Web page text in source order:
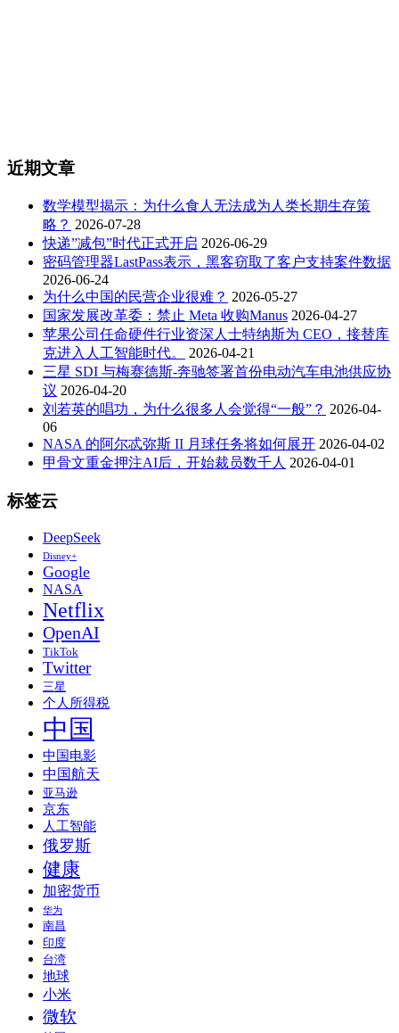
近期文章
数学模型揭示：为什么食人无法成为人类长期生存策
略？ 2026-07-28
快递”减包”时代正式开启 2026-06-29
密码管理器LastPass表示，黑客窃取了客户支持案件数据
2026-06-24
为什么中国的民营企业很难？ 2026-05-27
国家发展改革委：禁止 Meta 收购Manus 2026-04-27
苹果公司任命硬件行业资深人士特纳斯为 CEO，接替库
克进入人工智能时代。
2026-04-21
三星 SDI 与梅赛德斯-奔驰签署首份电动汽车电池供应协
议 2026-04-20
刘若英的唱功，为什么很多人会觉得“一般”？ 2026-04-
06
NASA 的阿尔忒弥斯 II 月球任务将如何展开 2026-04-02
甲骨文重金押注AI后，开始裁员数千人 2026-04-01
标签云
DeepSeek
Disney+
Google
NASA
Netflix
OpenAI
TikTok
Twitter
三星
个人所得税
中国
中国电影
中国航天
亚马逊
京东
人工智能
俄罗斯
健康
加密货币
华为
南昌
印度
台湾
地球
小米
微软